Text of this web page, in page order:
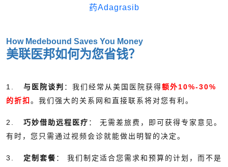
药Adagrasib
How Medebound Saves You Money
美联医邦如何为您省钱？
1. 与医院谈判 ：我们经常从美国医院获得额外10%-30%
的折扣 。我们强大的关系网和直接联系将对您有利。
2. 巧妙借助远程医疗 ： 无需差旅费，即可获得专家意见。
有时，您只需通过视频会诊就能做出明智的决定。
3. 定制套餐 ： 我们制定适合您需求和预算的计划，而不是